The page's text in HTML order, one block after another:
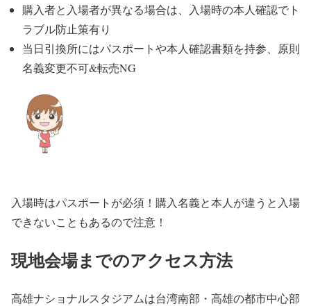
購入者と入場者が異なる場合は、入場時の本人確認でト
ラブル防止策有り
当日引換所にはパスポートや本人確認書類を持参、原則
名義変更不可&転売NG
入場時はパスポートが必須！購入名義と本人が違うと入場
できないこともあるので注意！
現地会場までのアクセス方法
高雄ナショナルスタジアムは台湾南部・高雄の都市中心部